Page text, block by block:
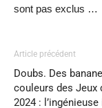
sont pas exclus …
Article précédent
Doubs. Des
couleurs des Jeux
2024 :